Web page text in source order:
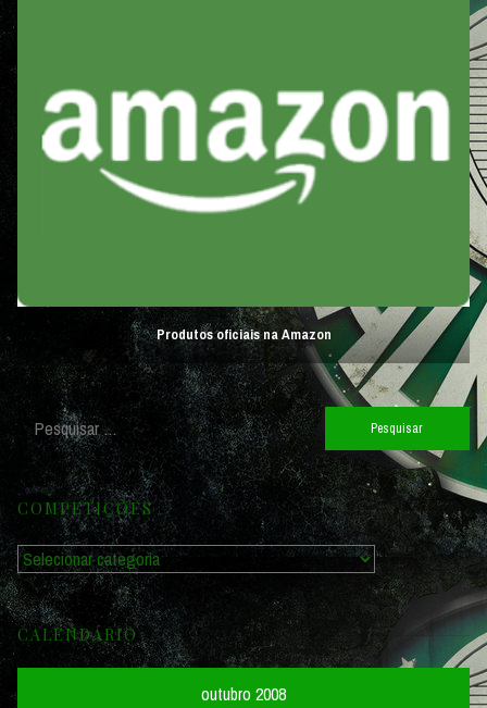
Produtos oficiais na Amazon
Pesquisar
por:
COMPETIÇÕES
Competições
CALENDÁRIO
outubro 2008